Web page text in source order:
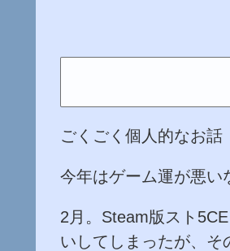
ごくごく個人的なお話
今年はゲーム運が悪い
2月。Steam版スト
いしてしまったが、そ